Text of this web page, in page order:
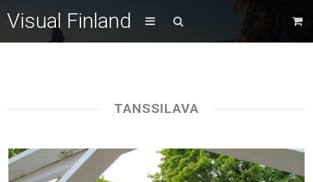
Visual Finland
TANSSILAVA